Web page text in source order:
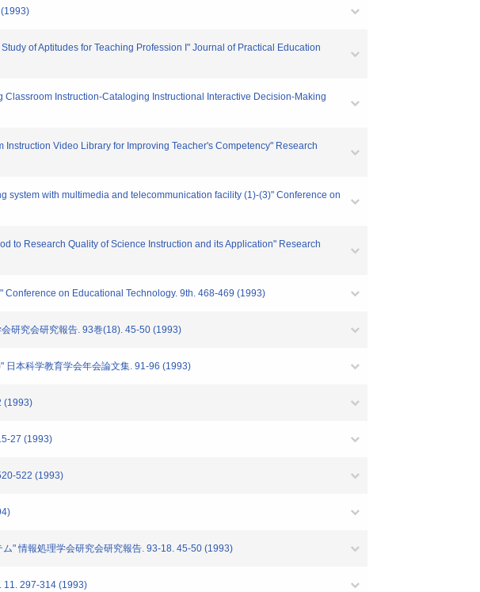
of Aptitudes for Teaching Profession I" Journal of Practical Education
Instruction-Cataloging Instructional Interactive Decision-Making
Instruction Video Library for Improving Teacher's Competency" Research
system with multimedia and telecommunication facility (1)-(3)" Conference on
to Research Quality of Science Instruction and its Application" Research
on Educational Technology. 9th. 468-469 (1993)
研究会研究報告. 93巻(18). 45-50 (1993)
日本科学教育学会年会論文集. 91-96 (1993)
(1993)
27 (1993)
522 (1993)
" 情報処理学会研究会研究報告. 93-18. 45-50 (1993)
11. 297-314 (1993)